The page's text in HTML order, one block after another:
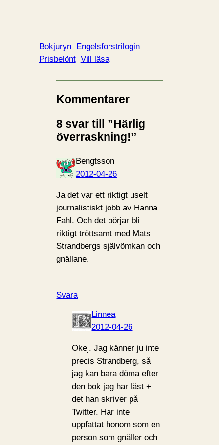
Bokjuryn Engelsforstrilogin
Prisbelönt Vill läsa
Kommentarer
8 svar till ”Härlig
överraskning!”
Bengtsson
2012-04-26
Ja det var ett riktigt uselt
journalistiskt jobb av Hanna
Fahl. Och det börjar bli
riktigt tröttsamt med Mats
Strandbergs självömkan och
gnällane.
Svara
Linnea
2012-04-26
Okej. Jag känner ju inte
precis Strandberg, så
jag kan bara döma efter
den bok jag har läst +
det han skriver på
Twitter. Har inte
uppfattat honom som en
person som gnäller och